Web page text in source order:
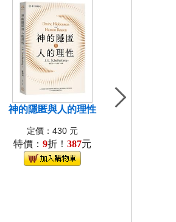
神的隱匿與人的理性
定價：430 元
特價： 9折！ 387元
島嶼食紀[3本不